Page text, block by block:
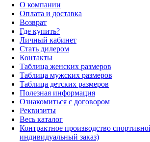
О компании
Оплата и доставка
Возврат
Где купить?
Личный кабинет
Стать дилером
Контакты
Таблица женских размеров
Таблица мужских размеров
Таблица детских размеров
Полезная информация
Ознакомиться с договором
Реквизиты
Весь каталог
Контрактное производство
индивидуальный заказ)